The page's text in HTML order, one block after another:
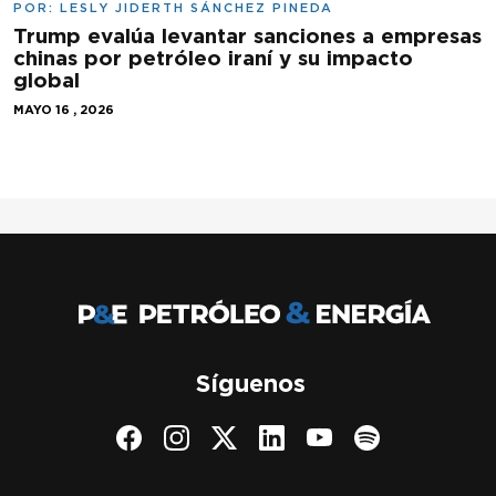
POR: LESLY JIDERTH SÁNCHEZ PINEDA
Trump evalúa levantar sanciones a empresas
chinas por petróleo iraní y su impacto
global
MAYO 16 , 2026
Síguenos